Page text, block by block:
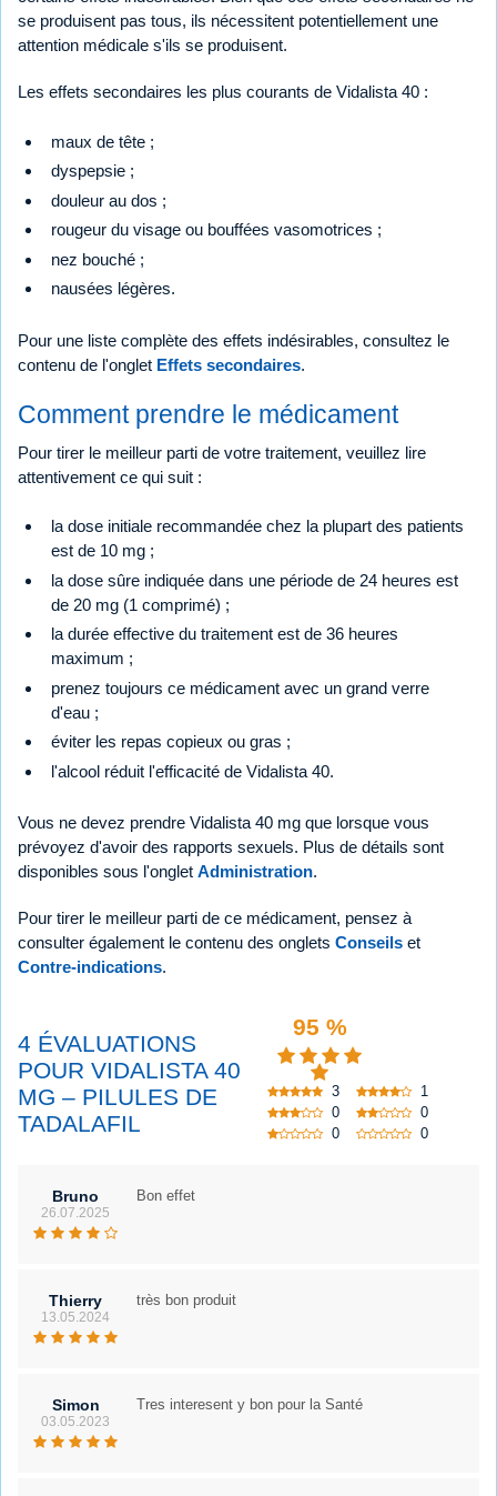
se produisent pas tous, ils nécessitent potentiellement une
attention médicale s'ils se produisent.
Les effets secondaires les plus courants de Vidalista 40 :
maux de tête ;
dyspepsie ;
douleur au dos ;
rougeur du visage ou bouffées vasomotrices ;
nez bouché ;
nausées légères.
Pour une liste complète des effets indésirables, consultez le
contenu de l'onglet Effets secondaires.
Comment prendre le médicament
Pour tirer le meilleur parti de votre traitement, veuillez lire
attentivement ce qui suit :
la dose initiale recommandée chez la plupart des patients
est de 10 mg ;
la dose sûre indiquée dans une période de 24 heures est
de 20 mg (1 comprimé) ;
la durée effective du traitement est de 36 heures
maximum ;
prenez toujours ce médicament avec un grand verre
d'eau ;
éviter les repas copieux ou gras ;
l'alcool réduit l'efficacité de Vidalista 40.
Vous ne devez prendre Vidalista 40 mg que lorsque vous
prévoyez d'avoir des rapports sexuels. Plus de détails sont
disponibles sous l'onglet Administration.
Pour tirer le meilleur parti de ce médicament, pensez à
consulter également le contenu des onglets Conseils et
Contre-indications.
4 ÉVALUATIONS
POUR VIDALISTA 40
MG – PILULES DE
TADALAFIL
95 %
3
1
0
0
0
0
Bruno
26.07.2025
Bon effet
Thierry
13.05.2024
très bon produit
Simon
03.05.2023
Tres interesent y bon pour la Santé